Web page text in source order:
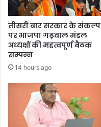
तीसरी बार सरकार के संकल्प
पर भाजपा गढ़वाल मंडल
अध्यक्षों की महत्वपूर्ण बैठक
सम्पन्न
14 hours ago